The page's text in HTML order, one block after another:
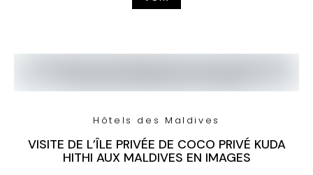
Hôtels des Maldives
VISITE DE L’ÎLE PRIVÉE DE COCO PRIVÉ KUDA
HITHI AUX MALDIVES EN IMAGES